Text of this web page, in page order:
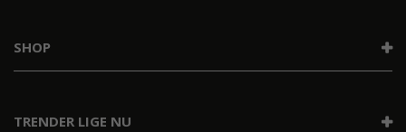
TRENDER LIGE NU
SHOP